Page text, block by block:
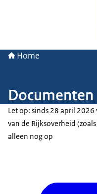
Home
Documenten
Let op: sinds 28 april
van de Rijksoverheid
alleen nog op